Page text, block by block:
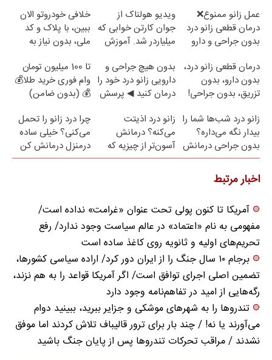
عمل زانو ممنوع❌
درمان قطعی زانو درد
بدون جراحی و دارو
ویدیو هولناک از
جوان کارتن خوابی که
میلیاردر شد. آموزش
خلافی خودروتو الان
ببین، با پلاک و کد
ملی، بدون نیاز به
درمان قطعی زانو درد،
بدون دارو، بدون
تزریق، بدون جراحی!
بدون هیچ جراحی و
دارویی زانو درد خود را
درمان کنید ◀ پرسش
تا 100 میلیون تومان
وام فوری خرید طلا💰
💰 (بدون ضامن)
زانو درد شب‌ها شما را
بیدار نگه می‌داره؟
بدون جراحی درمانش
کن!
زانو درد اذیتت
می‌کنه؟ درمانش
آسون‌تر از چیزیه که
فکر
چرا درد زانو را تحمل
می‌کنی؟ خیلی ساده
درمنزل درمانش کن
اخبار مرتبط
آمریکا تا کنون پولی تحت عنوان «غرامت» نداده است/
مفهومی به نام «اعتماد» در عالم سیاست وجود ندارد/ رفع
تحریم‌های اولیه و ثانویه روی کاغذ ساده است
برجام ۱۰ سال جنگ را از ایران دور کرد/ اراده سیاسی کشورها،
تضمین اصلی اجرای توافق است/ اگر آمریکا قواعد را به هم نزند،
رگه‌هایی از امید در تفاهم‌نامه وجود دارد
تندروها را به شهرهای موشکی و جزایر ببرید، ببینید دوام
می‌آورند یا نه! / چند بار برای ترور قالیباف تلاش کردند اما موفق
نشدند / مراقب تحرکات تندروها پس از پایان جنگ باشید